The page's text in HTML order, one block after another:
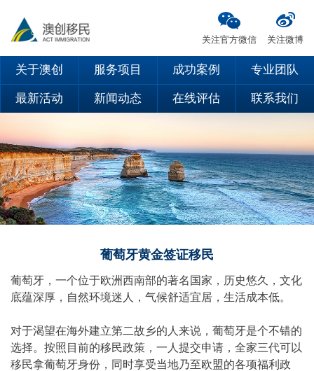
关注官方微信 关注微博
关于澳创 服务项目 成功案例 专业团队
最新活动 新闻动态 在线评估 联系我们
葡萄牙黄金签证移民
葡萄牙，一个位于欧洲西南部的著名国家，历史悠久，文化
底蕴深厚，自然环境迷人，气候舒适宜居，生活成本低。
对于渴望在海外建立第二故乡的人来说，葡萄牙是个不错的
选择。按照目前的移民政策，一人提交申请，全家三代可以
移民拿葡萄牙身份，同时享受当地乃至欧盟的各项福利政